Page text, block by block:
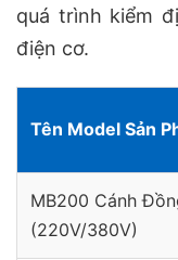
quá trình kiểm
điện cơ.
Tên Model Sản
MB200 Cánh
(220V/380V)